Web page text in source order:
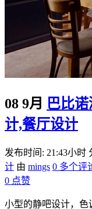
08 9月 巴比
计,餐厅设计
发布时间: 21:43小时
计 由 mings 0 多个评
0 点赞
小型的静吧设计，色